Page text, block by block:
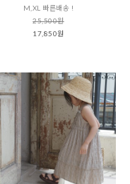
M,XL 빠른배송 !
25,500원
17,850원